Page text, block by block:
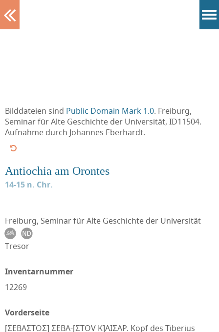
Bilddateien sind Public Domain Mark 1.0. Freiburg,
Seminar für Alte Geschichte der Universität, ID11504.
Aufnahme durch Johannes Eberhardt.
Antiochia am Orontes
14-15 n. Chr.
Freiburg, Seminar für Alte Geschichte der Universität
Tresor
Inventarnummer
12269
Vorderseite
[ΣEBAΣTOΣ] ΣEBA-[ΣTOV K]AIΣAP. Kopf des Tiberius